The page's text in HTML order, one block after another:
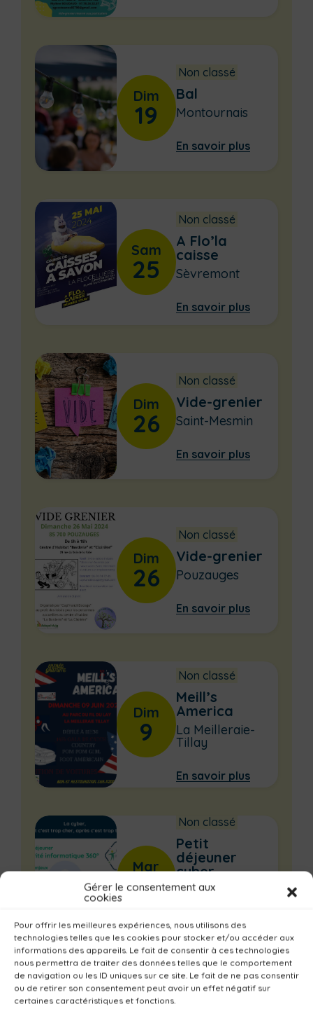
Gérer le consentement aux
cookies
Pour offrir les meilleures expériences, nous utilisons des
technologies telles que les cookies pour stocker et/ou accéder aux
informations des appareils. Le fait de consentir à ces technologies
nous permettra de traiter des données telles que le comportement
de navigation ou les ID uniques sur ce site. Le fait de ne pas consentir
ou de retirer son consentement peut avoir un effet négatif sur
certaines caractéristiques et fonctions.
Dim
19
Non classé
Bal
Montournais
En savoir plus
Sam
25
Non classé
A Flo’la
caisse
Sèvremont
En savoir plus
Dim
26
Non classé
Vide-grenier
Saint-Mesmin
En savoir plus
Dim
26
Non classé
Vide-grenier
Pouzauges
En savoir plus
Dim
9
Non classé
Meill’s
America
La Meilleraie-
Tillay
En savoir plus
Mar
11
Non classé
Petit
déjeuner
cyber
sécurité
En savoir plus
Non classé